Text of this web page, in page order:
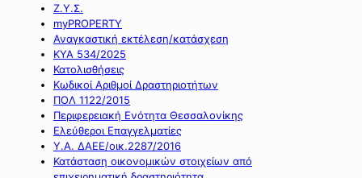
Ζ.Υ.Σ.
myPROPERTY
Αναγκαστική εκτέλεση/κατάσχεση
ΚΥΑ 534/2025
Κατολισθήσεις
Κωδικοί Αριθμοί Δραστηριοτήτων
ΠΟΛ 1122/2015
Περιφερειακή Ενότητα Θεσσαλονίκης
Ελεύθεροι Επαγγελματίες
Υ.Α. ΔΑΕΕ/οικ.2287/2016
Κατάσταση οικονομικών στοιχείων από